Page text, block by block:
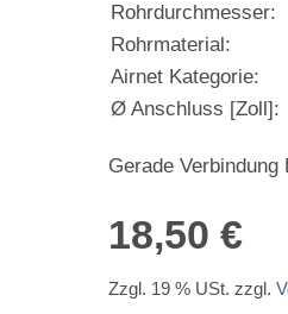
Rohrdurchmesser:
Rohrmaterial:
Airnet Kategorie:
Ø Anschluss [Zoll]:
Gerade Verbindung
18,50 €
Zzgl. 19 % USt. zzgl.